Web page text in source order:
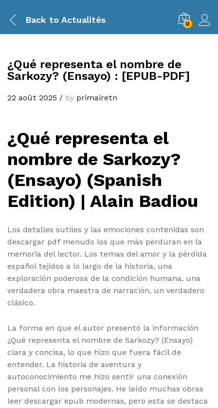
Back to Actualités 0
¿Qué representa el nombre de
Sarkozy? (Ensayo) : [EPUB-PDF]
22 août 2025 / by primairetn
¿Qué representa el
nombre de Sarkozy?
(Ensayo) (Spanish
Edition) | Alain Badiou
Los detalles sutiles y las emociones contenidas son
descargar pdf menudo los que más perduran en la
memoria del lector. Los temas del amor y la pérdida
español tejidos a lo largo de la historia, una
exploración poderosa de la condición humana, una
verdadera obra maestra de narración, un verdadero
clásico.
La forma en que el autor presentó la información
¿Qué representa el nombre de Sarkozy? (Ensayo)
clara y concisa, lo que hizo que fuera fácil de
entender. La historia de aventura y
autoconocimiento me hizo sentir una conexión
personal con los personajes. He leído muchas obras
leer descargar epub modernas, pero esta se destaca